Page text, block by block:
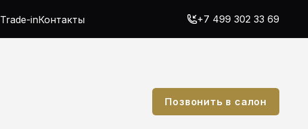
Trade-inКонтакты +7 499 302 33 69
Позвонить в салон